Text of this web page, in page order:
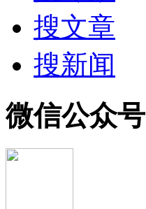
搜文章
搜新闻
微信公众号